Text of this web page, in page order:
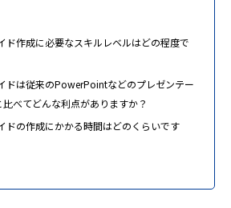
ド作成に必要なスキルレベルはどの程度で
ドは従来のPowerPointなどのプレゼンテー
べてどんな利点がありますか？
ドの作成にかかる時間はどのくらいです